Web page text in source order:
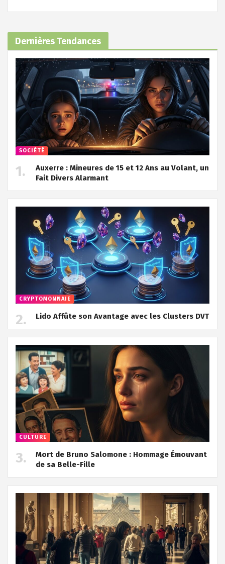
Dernières Tendances
SOCIÉTÉ
Auxerre : Mineures de 15 et 12 Ans au Volant, un
Fait Divers Alarmant
CRYPTOMONNAIE
Lido Affûte son Avantage avec les Clusters DVT
CULTURE
Mort de Bruno Salomone : Hommage Émouvant
de sa Belle-Fille